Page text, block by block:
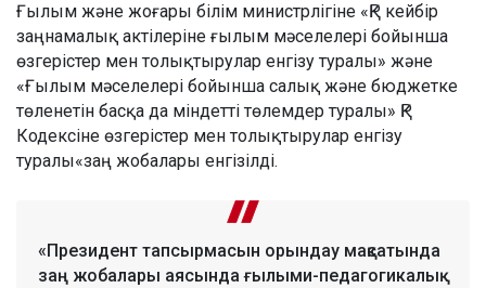
Ғылым және жоғары білім министрлігіне «ҚР кейбір
заңнамалық актілеріне ғылым мәселелері бойынша
өзгерістер мен толықтырулар енгізу туралы» және
«Ғылым мәселелері бойынша салық және бюджетке
төленетін басқа да міндетті төлемдер туралы» ҚР
Кодексіне өзгерістер мен толықтырулар енгізу
туралы«заң жобалары енгізілді.
«Президент тапсырмасын орындау мақсатында
заң жобалары аясында ғылыми-педагогикалық